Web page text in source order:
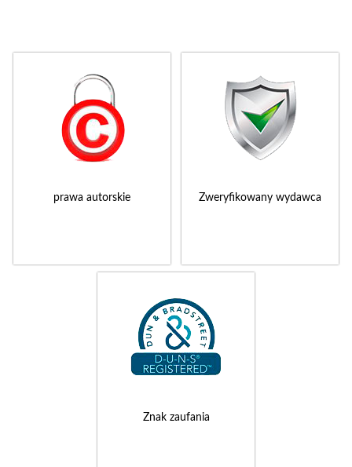
prawa autorskie Zweryfikowany wydawca
Znak zaufania